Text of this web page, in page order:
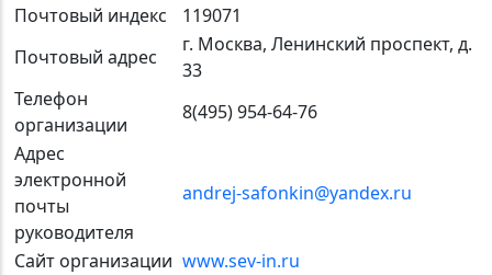
Почтовый индекс
119071
Почтовый адрес
г. Москва, Ленинский проспект, д.
33
Телефон
организации
8(495) 954-64-76
Адрес
электронной
почты
руководителя
andrej-safonkin@yandex.ru
Сайт организации www.sev-in.ru